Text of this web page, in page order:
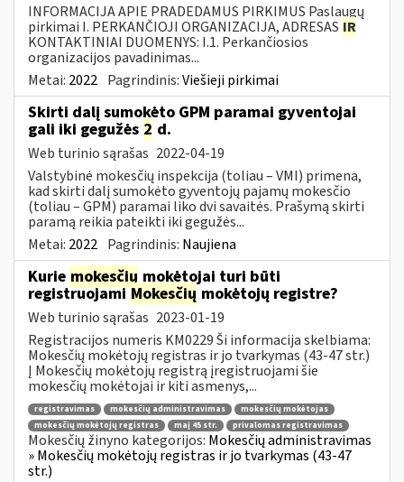
INFORMACIJA APIE PRADEDAMUS PIRKIMUS Paslaugų
pirkimai I. PERKANČIOJI ORGANIZACIJA, ADRESAS IR
KONTAKTINIAI DUOMENYS: I.1. Perkančiosios
organizacijos pavadinimas...
Metai: 2022 Pagrindinis:Viešieji pirkimai
Skirti dalį sumokėto GPM paramai gyventojai
gali iki gegužės 2 d.
Web turinio sąrašas 2022-04-19
Valstybinė mokesčių inspekcija (toliau – VMI) primena,
kad skirti dalį sumokėto gyventojų pajamų mokesčio
(toliau – GPM) paramai liko dvi savaitės. Prašymą skirti
paramą reikia pateikti iki gegužės...
Metai: 2022 Pagrindinis: Naujiena
Kurie mokesčių mokėtojai turi būti
registruojamiMokesčių mokėtojų registre?
Web turinio sąrašas 2023-01-19
Registracijos numeris KM0229 Ši informacija skelbiama:
Mokesčių mokėtojų registras ir jo tvarkymas (43-47 str.)
Į Mokesčių mokėtojų registrą įregistruojami šie
mokesčių mokėtojai ir kiti asmenys,...
registravimas mokesčių administravimas
mokesčių mokėtojas
mokesčių mokėtojų registras
maį 45 str. privalomas registravimas
Mokesčių žinyno kategorijos: Mokesčių administravimas
» Mokesčių mokėtojų registras ir jo tvarkymas (43-47
str.)